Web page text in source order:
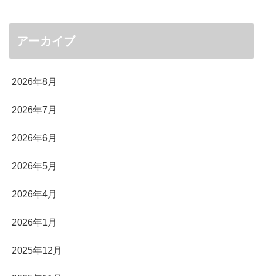
アーカイブ
2026年8月
2026年7月
2026年6月
2026年5月
2026年4月
2026年1月
2025年12月